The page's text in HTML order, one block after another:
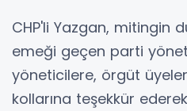
CHP'li Yazgan, mitingin
emeği geçen parti
yöneticilere, örgüt
kollarına teşekkür